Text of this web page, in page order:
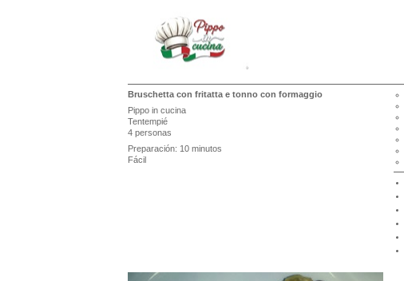
Bruschetta con fritatta e tonno con formaggio
Pippo in cucina
Tentempié
4 personas
Preparación: 10 minutos
Fácil